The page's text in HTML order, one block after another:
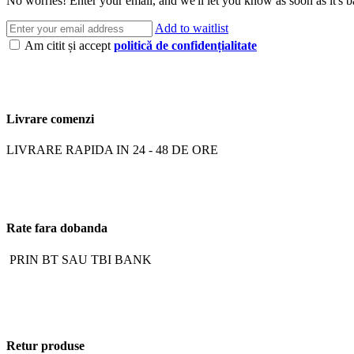
Add to waitlist
Am citit și accept politică de confidențialitate
Livrare comenzi
LIVRARE RAPIDA IN 24 - 48 DE ORE
Rate fara dobanda
PRIN BT SAU TBI BANK
Retur produse